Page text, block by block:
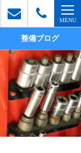
整備ブログ